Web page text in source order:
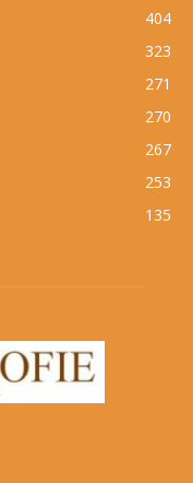
404
323
271
270
267
253
135